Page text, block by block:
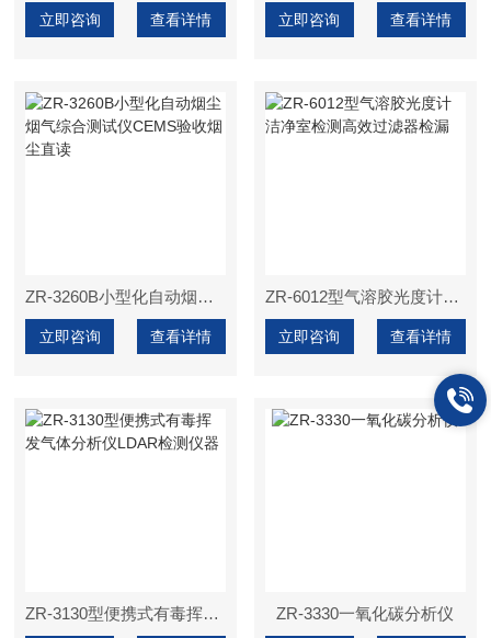
立即咨询 查看详情 立即咨询 查看详情
ZR-3260B小型化自动烟尘烟气综合测试仪CEMS验收烟尘直读
立即咨询 查看详情
ZR-6012型气溶胶光度计洁净室检测高效过滤器检漏
立即咨询 查看详情
ZR-3130型便携式有毒挥发气体分析仪LDAR检测仪器 ZR-3330一氧化碳分析仪